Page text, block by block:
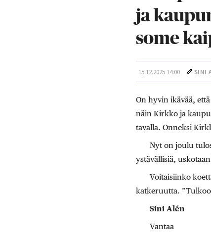
ja
some
15.12.2025 14:00 SINI
On hyvin ikävää,
näin Kirkko ja
tavalla. Onneksi
Nyt on joulu
ystävällisiä,
Voitaisiinko
katkeruutta.
Sini Alén
Vantaa